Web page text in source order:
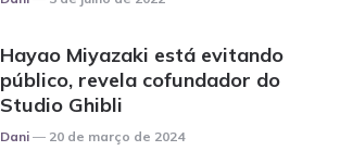
Hayao Miyazaki está evitando
público, revela cofundador do
Studio Ghibli
Posted
Dani 20 de março de 2024